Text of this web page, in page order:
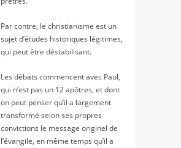
Par contre, le christianisme est un
sujet d’études historiques légitimes,
qui peut être déstabilisant.
Les débats commencent avec Paul,
qui n’est pas un 12 apôtres, et dont
on peut penser qu’il a largement
transformé selon ses propres
convictions le message originel de
l’évangile, en même temps qu’il a